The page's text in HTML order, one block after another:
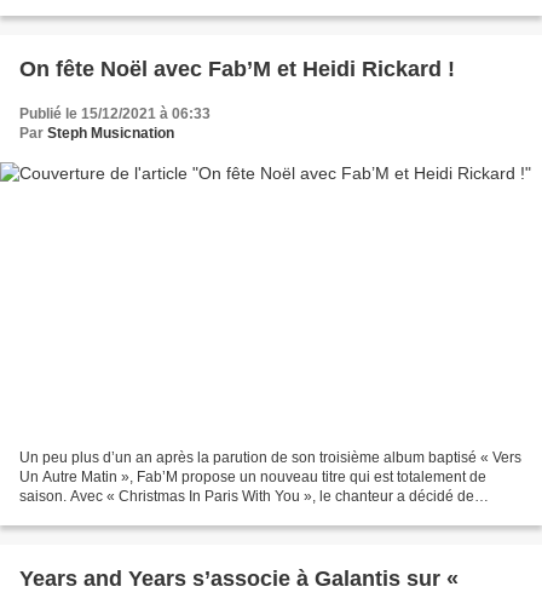
On fête Noël avec Fab’M et Heidi Rickard !
Publié le 15/12/2021 à 06:33
Par Steph Musicnation
Un peu plus d’un an après la parution de son troisième album baptisé « Vers
Un Autre Matin », Fab’M propose un nouveau titre qui est totalement de
saison. Avec « Christmas In Paris With You », le chanteur a décidé de
Years and Years s’associe à Galantis sur «